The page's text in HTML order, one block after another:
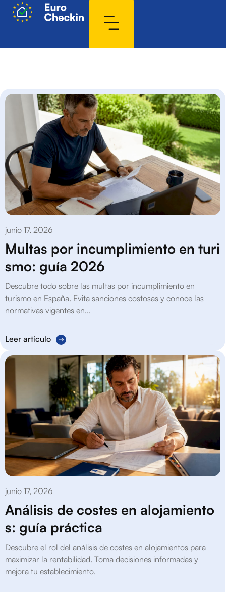
junio 17, 2026
Multas por incumplimiento en turi
smo: guía 2026
Descubre todo sobre las multas por incumplimiento en
turismo en España. Evita sanciones costosas y conoce las
normativas vigentes en...
Leer artículo
junio 17, 2026
Análisis de costes en alojamiento
s: guía práctica
Descubre el rol del análisis de costes en alojamientos para
maximizar la rentabilidad. Toma decisiones informadas y
mejora tu establecimiento.